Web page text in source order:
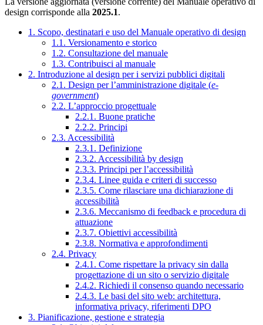
design corrisponde alla 2025.1.
1. Scopo, destinatari e uso del Manuale operativo di design
1.1. Versionamento e storico
1.2. Consultazione del manuale
1.3. Contribuisci al manuale
2. Introduzione al design per i servizi pubblici digitali
2.1. Design per l’amministrazione digitale (e-
government)
2.2. L’approccio progettuale
2.2.1. Buone pratiche
2.2.2. Principi
2.3. Accessibilità
2.3.1. Definizione
2.3.2. Accessibilità by design
2.3.3. Principi per l’accessibilità
2.3.4. Linee guida e criteri di successo
2.3.5. Come rilasciare una dichiarazione di
accessibilità
2.3.6. Meccanismo di feedback e procedura di
attuazione
2.3.7. Obiettivi accessibilità
2.3.8. Normativa e approfondimenti
2.4. Privacy
2.4.1. Come rispettare la privacy sin dalla
progettazione di un sito o servizio digitale
2.4.2. Richiedi il consenso quando necessario
2.4.3. Le basi del sito web: architettura,
informativa privacy, riferimenti DPO
3. Pianificazione, gestione e strategia